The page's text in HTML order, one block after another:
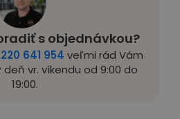
s objednávkou?
641 954 veľmi rád Vám
vr. víkendu od 9:00 do
19:00.